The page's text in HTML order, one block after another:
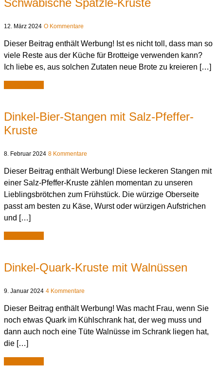
Schwäbische Spätzle-Kruste
12. März 2024 O Kommentare
Dieser Beitrag enthält Werbung! Ist es nicht toll, dass man so
viele Reste aus der Küche für Brotteige verwenden kann?
Ich liebe es, aus solchen Zutaten neue Brote zu kreieren […]
Dinkel-Bier-Stangen mit Salz-Pfeffer-
Kruste
8. Februar 2024 8 Kommentare
Dieser Beitrag enthält Werbung! Diese leckeren Stangen mit
einer Salz-Pfeffer-Kruste zählen momentan zu unseren
Lieblingsbrötchen zum Frühstück. Die würzige Oberseite
passt am besten zu Käse, Wurst oder würzigen Aufstrichen
und […]
Dinkel-Quark-Kruste mit Walnüssen
9. Januar 2024 4 Kommentare
Dieser Beitrag enthält Werbung! Was macht Frau, wenn Sie
noch etwas Quark im Kühlschrank hat, der weg muss und
dann auch noch eine Tüte Walnüsse im Schrank liegen hat,
die […]